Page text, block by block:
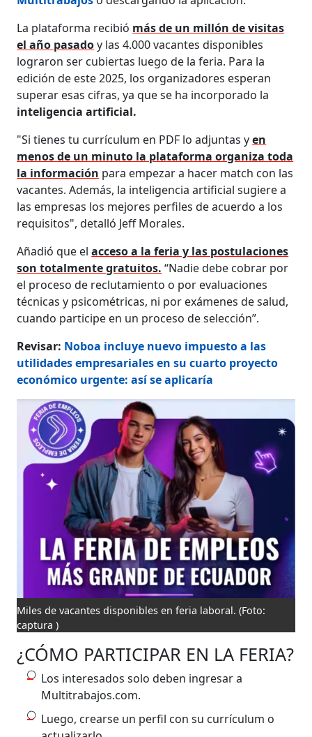
La plataforma recibió más de un millón de visitas
el año pasadoy las 4.000 vacantes disponibles
lograron ser cubiertas luego de la feria. Para la
edición de este 2025, los organizadores esperan
superar esas cifras, ya que se ha incorporado la
inteligencia artificial.
"Si tienes tu currículum en PDF lo adjuntas yen
menos de un minuto la plataforma organiza toda
la información para empezar a hacer match con las
vacantes. Además, la inteligencia artificial sugiere a
las empresas los mejores perfiles de acuerdo a los
requisitos", detalló Jeff Morales.
Añadió que elacceso a la feria y las postulaciones
son totalmente gratuitos. “Nadie debe cobrar por
el proceso de reclutamiento o por evaluaciones
técnicas y psicométricas, ni por exámenes de salud,
cuando participe en un proceso de selección”.
Revisar: Noboa incluye nuevo impuesto a las
utilidades empresariales en su cuarto proyecto
económico urgente: así se aplicaría
Miles de vacantes disponibles en feria laboral.(Foto:
captura )
¿CÓMO PARTICIPAR EN LA FERIA?
Los interesados ​​solo deben ingresar a
Multitrabajos.com.
Luego, crearse un perfil con su currículum o